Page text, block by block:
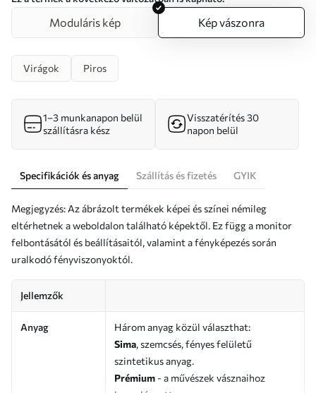
Moduláris kép Kép vászonra
Virágok Piros
1–3 munkanapon belül
szállításra kész
Visszatérítés 30
napon belül
Specifikációk és anyag Szállítás és fizetés GYIK
Megjegyzés: Az ábrázolt termékek képei és színei némileg
eltérhetnek a weboldalon található képektől. Ez függ a monitor
felbontásától és beállításaitól, valamint a fényképezés során
uralkodó fényviszonyoktól.
Jellemzők
Anyag
Három anyag közül választhat:
Sima, szemcsés, fényes felületű
szintetikus anyag.
Prémium - a művészek vásznaihoz